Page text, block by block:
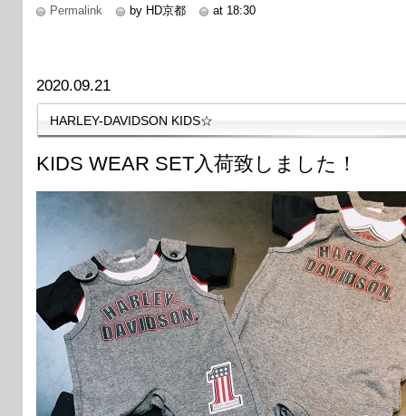
Permalink by HD京都 at 18:30
2020.09.21
HARLEY-DAVIDSON KIDS☆
KIDS WEAR SET入荷致しました！